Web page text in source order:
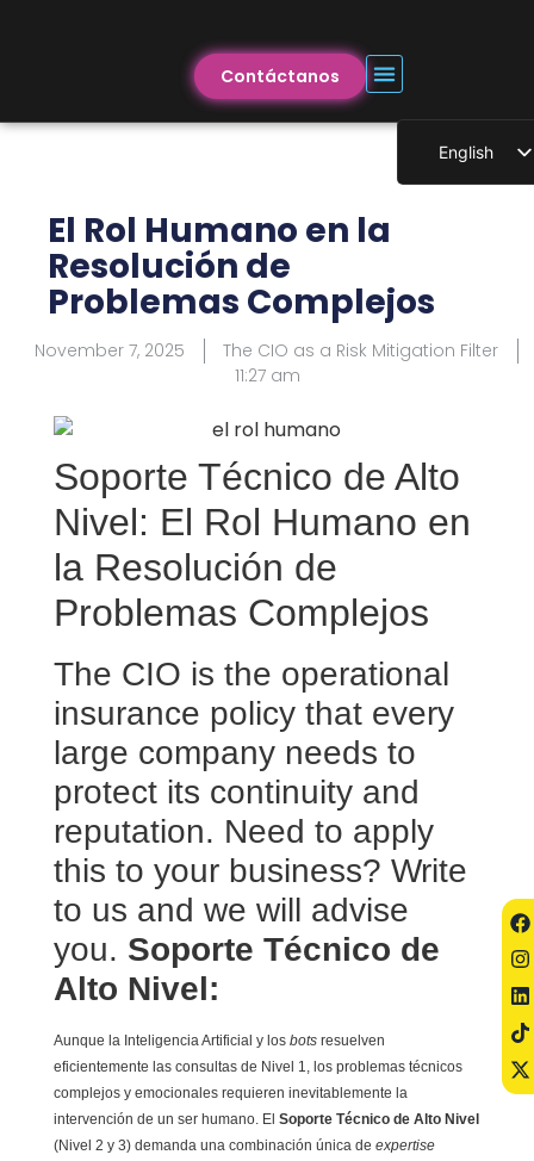
Contáctanos
English
Spanish
El Rol Humano en la
Resolución de
Problemas Complejos
November 7, 2025
The CIO as a Risk Mitigation Filter
11:27 am
Soporte Técnico de Alto
Nivel: El Rol Humano en
la Resolución de
Problemas Complejos
The CIO is the operational
insurance policy that every
large company needs to
protect its continuity and
reputation. Need to apply
this to your business? Write
to us and we will advise
you. Soporte Técnico de
Alto Nivel:
Aunque la Inteligencia Artificial y los botsresuelven
eficientemente las consultas de Nivel 1, los problemas técnicos
complejos y emocionales requieren inevitablemente la
intervención de un ser humano. El Soporte Técnico de Alto Nivel
(Nivel 2 y 3) demanda una combinación única de expertise